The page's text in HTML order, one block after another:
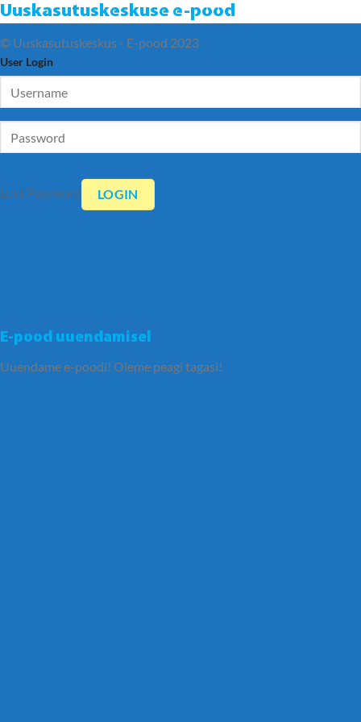
Uuskasutuskeskuse e-pood
E-pood uuendamisel
Uuendame e-poodi! Oleme peagi tagasi!
© Uuskasutuskeskus - E-pood 2023
User Login
Lost Password